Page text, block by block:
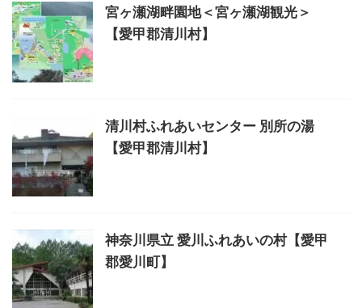
宮ヶ瀬湖畔園地＜宮ヶ瀬湖観光＞
【愛甲郡清川村】
清川村ふれあいセンター 別所の湯
【愛甲郡清川村】
神奈川県立 愛川ふれあいの村【愛甲
郡愛川町】